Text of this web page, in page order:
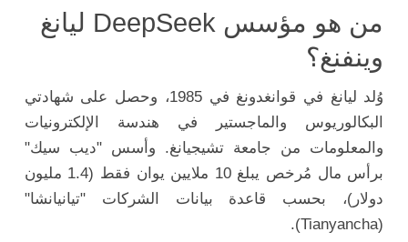
من هو مؤسس DeepSeek ليانغ
وينفنغ؟
وُلد ليانغ في قوانغدونغ في 1985، وحصل على شهادتي
البكالوريوس والماجستير في هندسة الإلكترونيات
والمعلومات من جامعة تشيجيانغ. وأسس "ديب سيك"
برأس مال مُرخص يبلغ 10 ملايين يوان فقط (1.4 مليون
دولار)، بحسب قاعدة بيانات الشركات "تيانيانشا"
(Tianyancha).